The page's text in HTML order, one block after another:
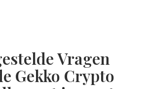
Vragen
Gekko Crypto